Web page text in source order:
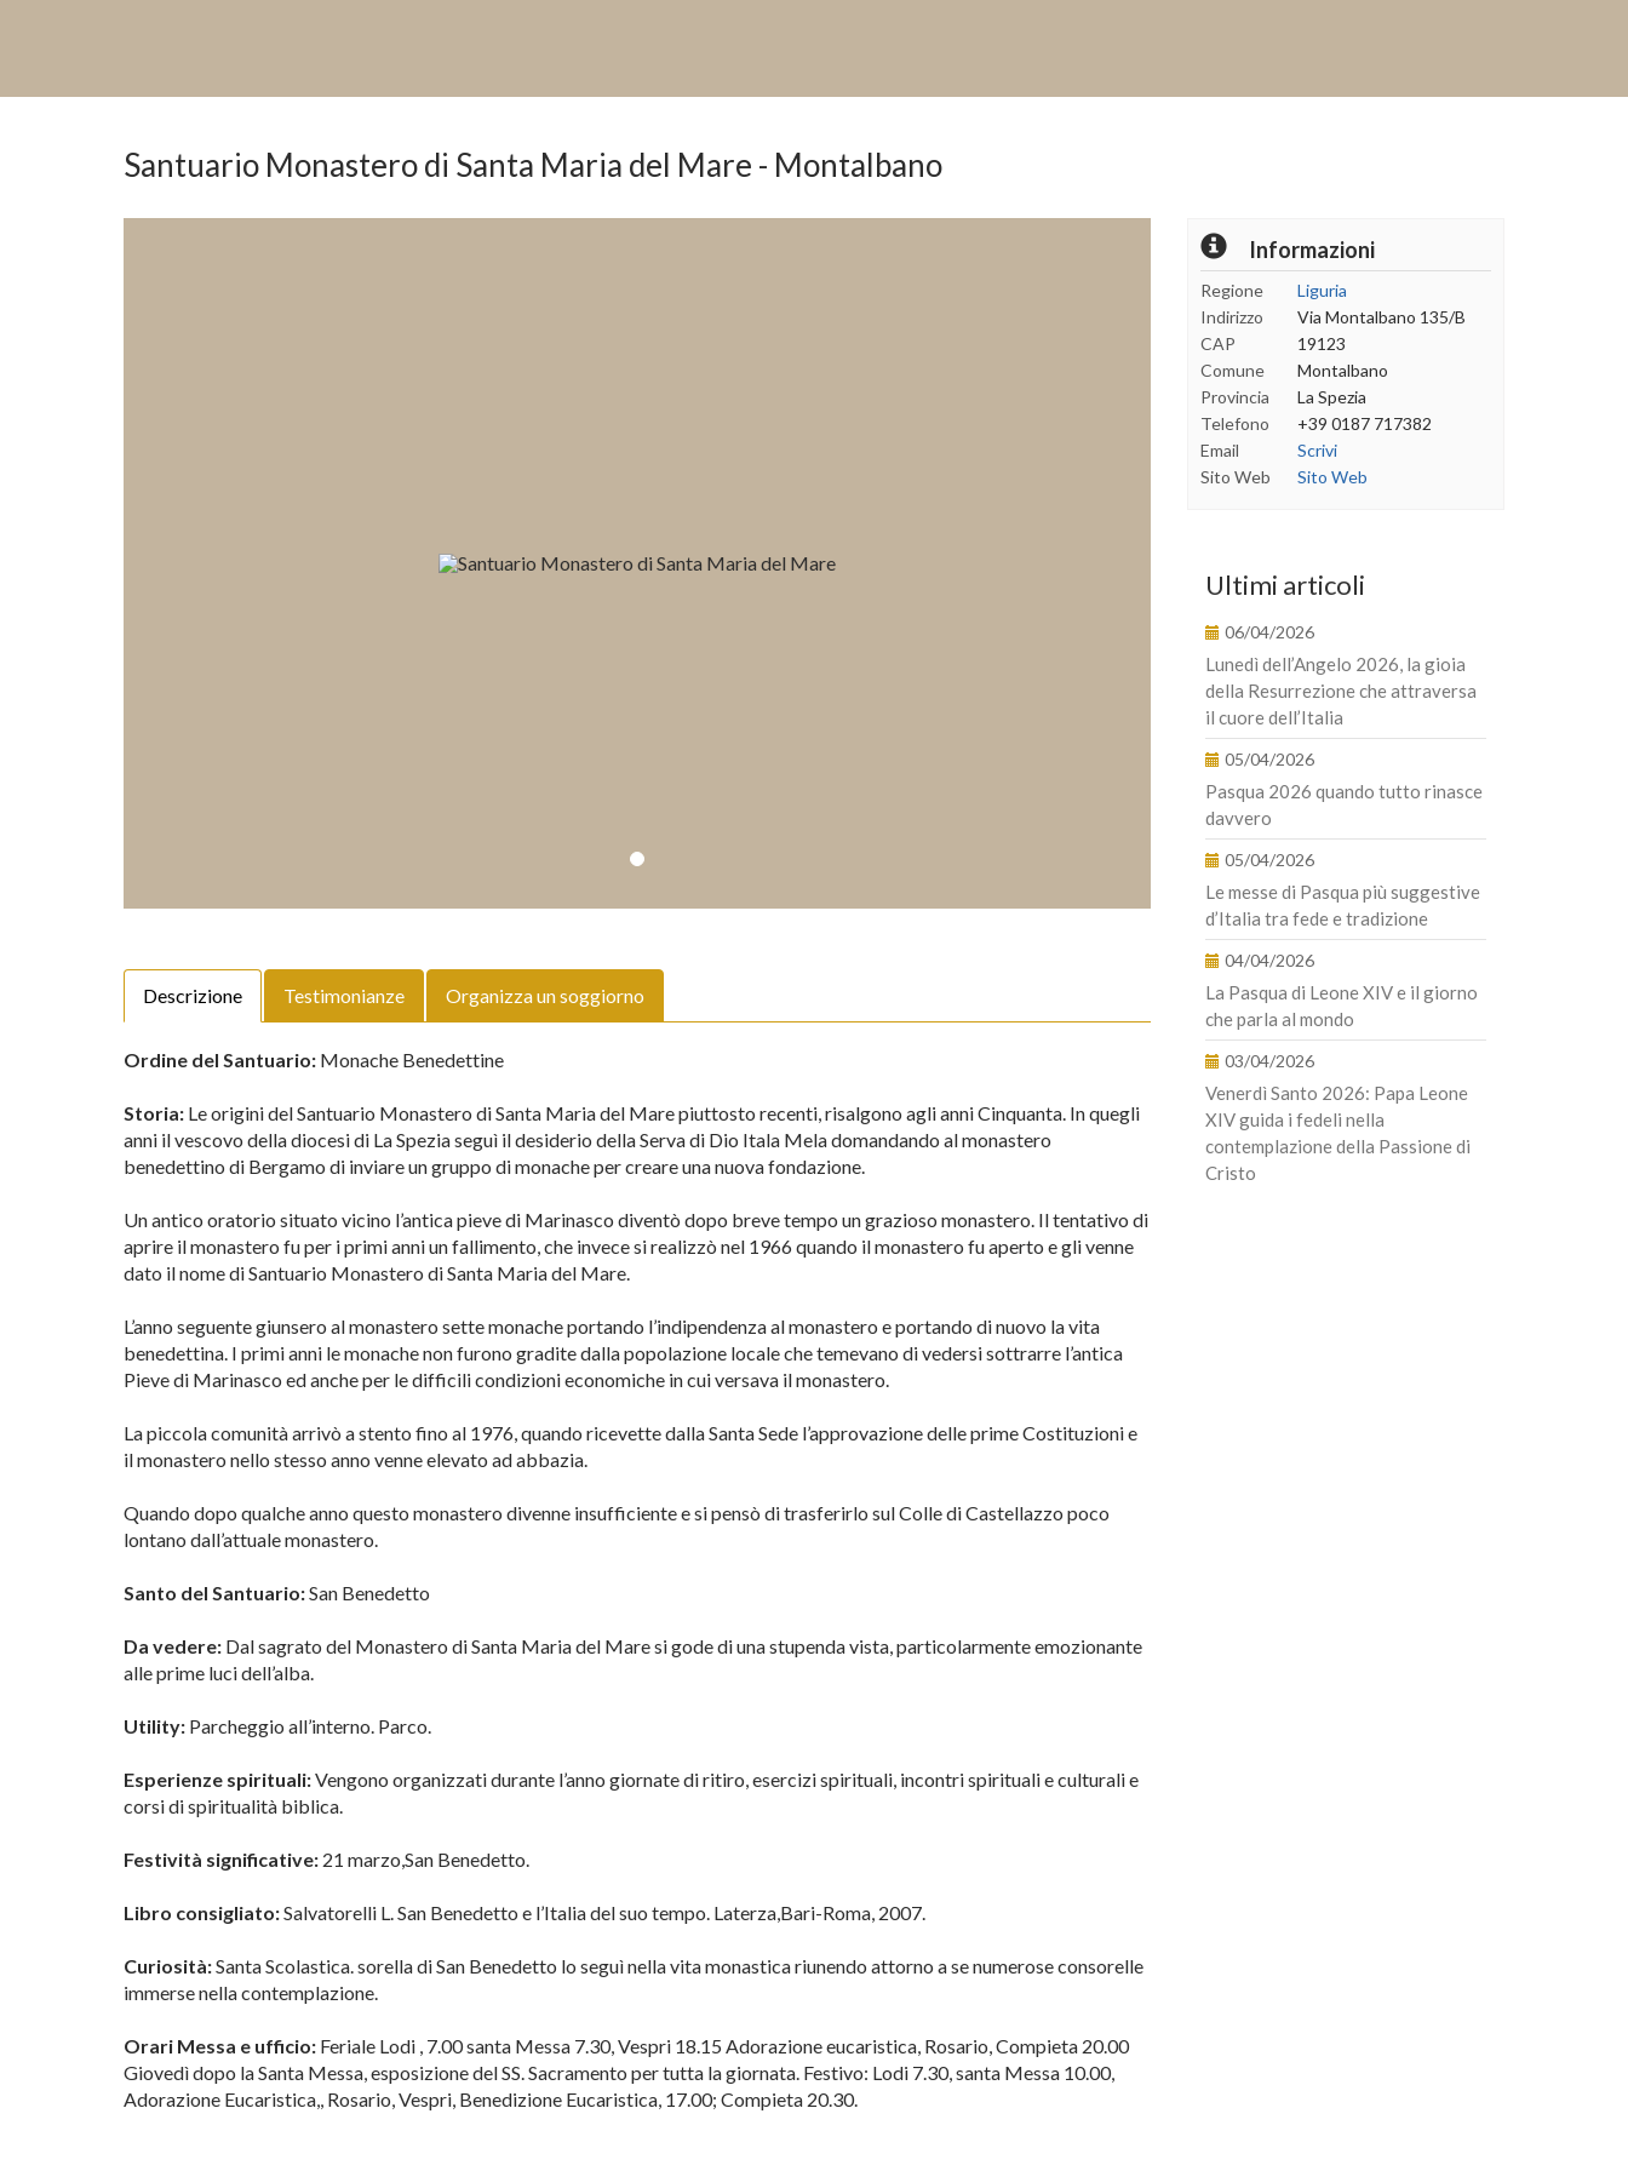
Santuario Monastero di Santa Maria del Mare - Montalbano
Descrizione Testimonianze Organizza un soggiorno
Ordine del Santuario: Monache Benedettine
Storia: Le origini del Santuario Monastero di Santa Maria del Mare piuttosto recenti, risalgono agli anni Cinquanta. In quegli
anni il vescovo della diocesi di La Spezia seguì il desiderio della Serva di Dio Itala Mela domandando al monastero
benedettino di Bergamo di inviare un gruppo di monache per creare una nuova fondazione.
Un antico oratorio situato vicino l’antica pieve di Marinasco diventò dopo breve tempo un grazioso monastero. Il tentativo di
aprire il monastero fu per i primi anni un fallimento, che invece si realizzò nel 1966 quando il monastero fu aperto e gli venne
dato il nome di Santuario Monastero di Santa Maria del Mare.
L’anno seguente giunsero al monastero sette monache portando l’indipendenza al monastero e portando di nuovo la vita
benedettina. I primi anni le monache non furono gradite dalla popolazione locale che temevano di vedersi sottrarre l’antica
Pieve di Marinasco ed anche per le difficili condizioni economiche in cui versava il monastero.
La piccola comunità arrivò a stento fino al 1976, quando ricevette dalla Santa Sede l’approvazione delle prime Costituzioni e
il monastero nello stesso anno venne elevato ad abbazia.
Quando dopo qualche anno questo monastero divenne insufficiente e si pensò di trasferirlo sul Colle di Castellazzo poco
lontano dall’attuale monastero.
Santo del Santuario:San Benedetto
Da vedere: Dal sagrato del Monastero di Santa Maria del Mare si gode di una stupenda vista, particolarmente emozionante
alle prime luci dell’alba.
Utility: Parcheggio all’interno. Parco.
Esperienze spirituali:Vengono organizzati durante l’anno giornate di ritiro, esercizi spirituali, incontri spirituali e culturali e
corsi di spiritualità biblica.
Festività significative: 21 marzo,San Benedetto.
Libro consigliato:Salvatorelli L. San Benedetto e l’Italia del suo tempo. Laterza,Bari-Roma, 2007.
Curiosità:Santa Scolastica. sorella di San Benedetto lo seguì nella vita monastica riunendo attorno a se numerose consorelle
immerse nella contemplazione.
Orari Messa e ufficio: Feriale Lodi , 7.00 santa Messa 7.30, Vespri 18.15 Adorazione eucaristica, Rosario, Compieta 20.00
Giovedì dopo la Santa Messa, esposizione del SS. Sacramento per tutta la giornata. Festivo: Lodi 7.30, santa Messa 10.00,
Adorazione Eucaristica,, Rosario, Vespri, Benedizione Eucaristica, 17.00; Compieta 20.30.
Informazioni
Regione
Liguria
Indirizzo
Via Montalbano 135/B
CAP
19123
Comune
Montalbano
Provincia
La Spezia
Telefono
+39 0187 717382
Email
Scrivi
Sito Web
Sito Web
Ultimi articoli
06/04/2026
Lunedì dell’Angelo 2026, la gioia
della Resurrezione che attraversa
il cuore dell’Italia
05/04/2026
Pasqua 2026 quando tutto rinasce
davvero
05/04/2026
Le messe di Pasqua più suggestive
d’Italia tra fede e tradizione
04/04/2026
La Pasqua di Leone XIV e il giorno
che parla al mondo
03/04/2026
Venerdì Santo 2026: Papa Leone
XIV guida i fedeli nella
contemplazione della Passione di
Cristo